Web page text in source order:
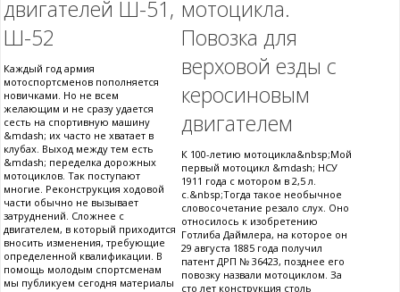
двигателей Ш-51,
Ш-52
Каждый год армия
мотоспортсменов пополняется
новичками. Но не всем
желающим и не сразу удается
сесть на спортивную машину
&mdash; их часто не хватает в
клубах. Выход между тем есть
&mdash; переделка дорожных
мотоциклов. Так поступают
многие. Реконструкция ходовой
части обычно не вызывает
затруднений. Сложнее с
двигателем, в который приходится
вносить изменения, требующие
определенной квалификации. В
помощь молодым спортсменам
мы публикуем сегодня материалы
мотоцикла.
Повозка для
верховой езды с
керосиновым
двигателем
К 100-летию мотоцикла&nbsp;Мой
первый мотоцикл &mdash; НСУ
1911 года с мотором в 2,5 л.
с.&nbsp;Тогда такое необычное
словосочетание резало слух. Оно
относилось к изобретению
Готлиба Даймлера, на которое он
29 августа 1885 года получил
патент ДРП № 36423, позднее его
повозку назвали мотоциклом. За
сто лет конструкция столь